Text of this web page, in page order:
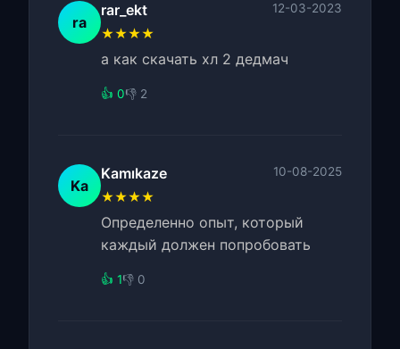
ra
rar_ekt 12-03-2023
★★★★
а как скачать хл 2 дедмач
👍 0👎 2
Ka
Kamıkaze 10-08-2025
★★★★
Определенно опыт, который
каждый должен попробовать
👍 1👎 0